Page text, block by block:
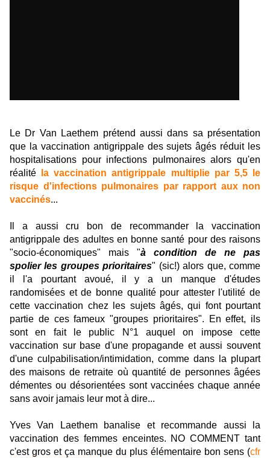
Le Dr Van Laethem prétend aussi dans sa présentation
que la vaccination antigrippale des sujets âgés réduit les
hospitalisations pour infections pulmonaires alors qu'en
réalité
la vaccination antigrippale multiplie par 5,5 le
risque d'infections pulmonaires par rapport aux non
vaccinés...
Il a aussi cru bon de recommander la vaccination
antigrippale des adultes en bonne santé pour des raisons
"socio-économiques" mais "à condition de ne pas
spolier les groupes prioritaires" (sic!) alors que, comme
il l'a pourtant avoué, il y a un manque d'études
randomisées et de bonne qualité pour attester l'utilité de
cette vaccination chez les sujets âgés, qui font pourtant
partie de ces fameux "groupes prioritaires". En effet, ils
sont en fait le public N°1 auquel on impose cette
vaccination sur base d'une propagande et aussi souvent
d'une culpabilisation/intimidation, comme dans la plupart
des maisons de retraite où quantité de personnes âgées
démentes ou désorientées sont vaccinées chaque année
sans avoir jamais leur mot à dire...
Yves Van Laethem banalise et recommande aussi la
vaccination des femmes enceintes. NO COMMENT tant
c'est gros et ça manque du plus élémentaire bon sens (cfr